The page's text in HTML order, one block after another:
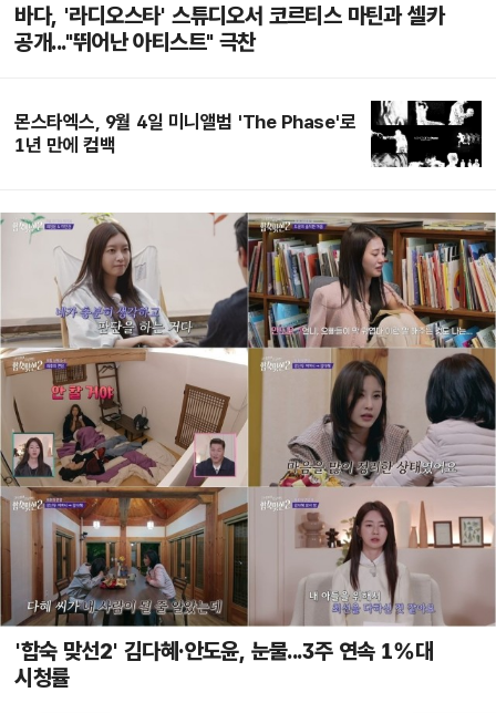
바다, '라디오스타' 스튜디오서 코르티스 마틴과 셀카
공개..."뛰어난 아티스트" 극찬
몬스타엑스, 9월 4일 미니앨범 'The Phase'로
1년 만에 컴백
'합숙 맞선2' 김다혜·안도윤, 눈물...3주 연속 1%대
시청률